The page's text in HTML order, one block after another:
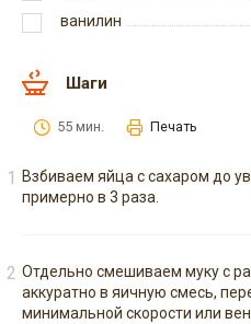
ванилин
Шаги
55 мин. Печать
Взбиваем яйца с сахаром до
примерно в 3 раза.
Отдельно смешиваем муку с
аккуратно в яичную смесь,
минимальной скорости или